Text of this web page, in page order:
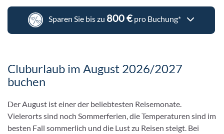
Sparen Sie bis zu 800 € pro Buchung*
Cluburlaub im August 2026/2027
buchen
Der August ist einer der beliebtesten Reisemonate.
Vielerorts sind noch Sommerferien, die Temperaturen sind im
besten Fall sommerlich und die Lust zu Reisen steigt. Bei